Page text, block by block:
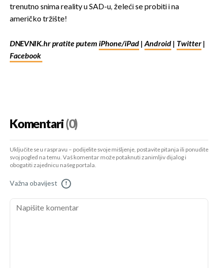
trenutno snima reality u SAD-u, želeći se probiti i na
američko tržište!
DNEVNIK.hr pratite putem iPhone/iPad |Android | Twitter |
Facebook
Komentari(0)
Uključite se u raspravu – podijelite svoje mišljenje, postavite pitanja ili ponudite
svoj pogled na temu. Vaš komentar može potaknuti zanimljiv dijalog i
obogatiti zajednicu našeg portala.
Važna obavijest !